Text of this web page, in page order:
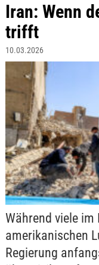
Iran: Wenn
trifft
10.03.2026
Während viele
amerikanischen
Regierung